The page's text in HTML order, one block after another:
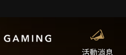
活動消息